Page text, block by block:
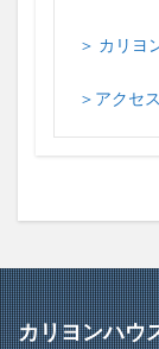
＞ カリヨ
＞アクセス
カリヨンハウ